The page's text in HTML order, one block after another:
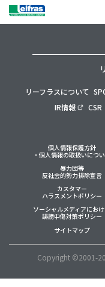
リーフラスについて
IR情報
CSR
個人情報保護方針
・個人情報の取扱いにつ
暴力団等
反社会的勢力排除宣言
カスタマー
ハラスメントポリシー
ソーシャルメディアにお
誹謗中傷対策ポリシー
サイトマップ
Copyright ©2001-